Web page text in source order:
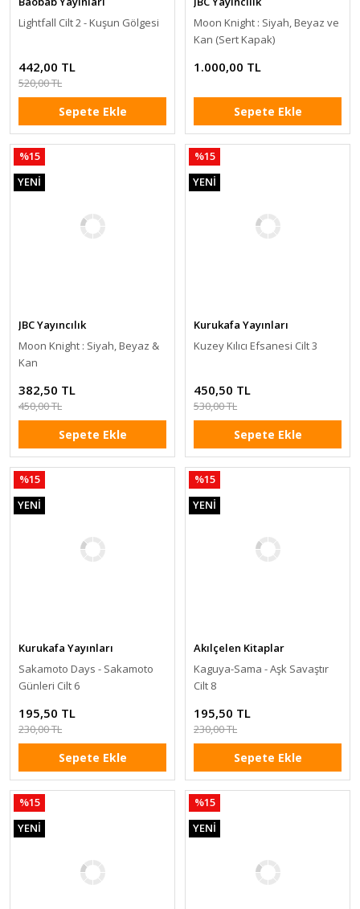
Lightfall Cilt 2 - Kuşun Gölgesi
442,00 TL
520,00 TL
Sepete Ekle
Moon Knight : Siyah, Beyaz ve
Kan (Sert Kapak)
1.000,00 TL
Sepete Ekle
%15
YENİ
JBC Yayıncılık
Moon Knight : Siyah, Beyaz &
Kan
382,50 TL
450,00 TL
Sepete Ekle
%15
YENİ
Kurukafa Yayınları
Kuzey Kılıcı Efsanesi Cilt 3
450,50 TL
530,00 TL
Sepete Ekle
%15
YENİ
Kurukafa Yayınları
Sakamoto Days - Sakamoto
Günleri Cilt 6
195,50 TL
230,00 TL
Sepete Ekle
%15
YENİ
Akılçelen Kitaplar
Kaguya-Sama - Aşk Savaştır
Cilt 8
195,50 TL
230,00 TL
Sepete Ekle
%15
YENİ
%15
YENİ